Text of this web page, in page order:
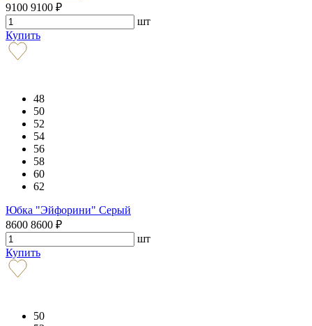
9100 9100 ₽
шт
Купить
48
50
52
54
56
58
60
62
Юбка "Эйфорини" Серый
8600 8600 ₽
шт
Купить
50